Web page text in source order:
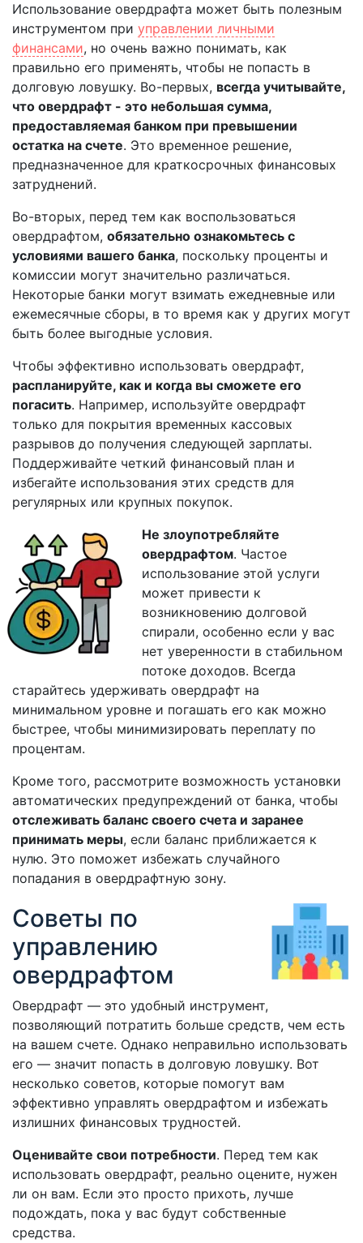
Использование овердрафта может быть полезным
инструментом при управлении личными
финансами, но очень важно понимать, как
правильно его применять, чтобы не попасть в
долговую ловушку. Во-первых, всегда учитывайте,
что овердрафт - это небольшая сумма,
предоставляемая банком при превышении
остатка на счете. Это временное решение,
предназначенное для краткосрочных финансовых
затруднений.
Во-вторых, перед тем как воспользоваться
овердрафтом, обязательно ознакомьтесь с
условиями вашего банка, поскольку проценты и
комиссии могут значительно различаться.
Некоторые банки могут взимать ежедневные или
ежемесячные сборы, в то время как у других могут
быть более выгодные условия.
Чтобы эффективно использовать овердрафт,
распланируйте, как и когда вы сможете его
погасить. Например, используйте овердрафт
только для покрытия временных кассовых
разрывов до получения следующей зарплаты.
Поддерживайте четкий финансовый план и
избегайте использования этих средств для
регулярных или крупных покупок.
Не злоупотребляйте
овердрафтом. Частое
использование этой услуги
может привести к
возникновению долговой
спирали, особенно если у вас
нет уверенности в стабильном
потоке доходов. Всегда
старайтесь удерживать овердрафт на
минимальном уровне и погашать его как можно
быстрее, чтобы минимизировать переплату по
процентам.
Кроме того, рассмотрите возможность установки
автоматических предупреждений от банка, чтобы
отслеживать баланс своего счета и заранее
принимать меры, если баланс приближается к
нулю. Это поможет избежать случайного
попадания в овердрафтную зону.
Советы по
управлению
овердрафтом
Овердрафт — это удобный инструмент,
позволяющий потратить больше средств, чем есть
на вашем счете. Однако неправильно использовать
его — значит попасть в долговую ловушку. Вот
несколько советов, которые помогут вам
эффективно управлять овердрафтом и избежать
излишних финансовых трудностей.
Оценивайте свои потребности. Перед тем как
использовать овердрафт, реально оцените, нужен
ли он вам. Если это просто прихоть, лучше
подождать, пока у вас будут собственные
средства.